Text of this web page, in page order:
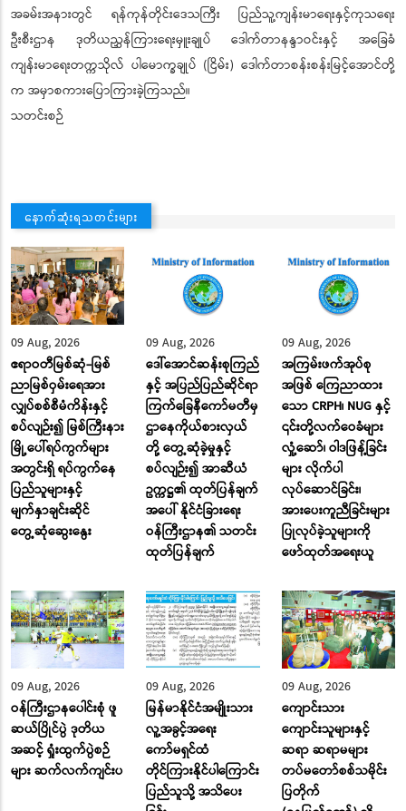
အခမ်းအနားတွင် ရန်ကုန်တိုင်းဒေသကြီး ပြည်သူ့ကျန်းမာရေးနှင့်ကုသရေး
ဦးစီးဌာန ဒုတိယညွှန်ကြားရေးမှူးချုပ် ဒေါက်တာနန္ဒာဝင်းနှင့် အခြေခံ
ကျန်းမာရေးတက္ကသိုလ် ပါမောက္ခချုပ် (ငြိမ်း) ‌ဒေါက်တာစန်းစန်းမြင့်အောင်တို့
က အမှာစကားပြောကြားခဲ့ကြသည်။
သတင်းစဉ်
နောက်ဆုံးရသတင်းများ
09 Aug, 2026
ဧရာဝတီမြစ်ဆုံ-မြစ်
ညာမြစ်ဝှမ်းရေအား
လျှပ်စစ်စီမံကိန်းနှင့်
စပ်လျဉ်း၍ မြစ်ကြီးနား
မြို့ပေါ်ရပ်ကွက်များ
အတွင်းရှိ ရပ်ကွက်နေ
ပြည်သူများနှင့်
မျက်နှာချင်းဆိုင်
တွေ့ဆုံဆွေးနွေး
09 Aug, 2026
ဒေါ်အောင်ဆန်းစုကြည်
နှင့် အပြည်ပြည်ဆိုင်ရာ
ကြက်ခြေနီကော်မတီမှ
ဌာနေကိုယ်စားလှယ်
တို့ တွေ့ဆုံခဲ့မှုနှင့်
စပ်လျဉ်း၍ အာဆီယံ
ဥက္ကဋ္ဌ၏ ထုတ်ပြန်ချက်
အပေါ် နိုင်ငံခြားရေး
ဝန်ကြီးဌာန၏ သတင်း
ထုတ်ပြန်ချက်
09 Aug, 2026
အကြမ်းဖက်အုပ်စု
အဖြစ် ကြေညာထား
သော CRPH၊ NUG နှင့်
၎င်းတို့လက်ဝေခံများ
လှုံ့ဆော်၊ ဝါဒဖြန့်ခြင်း
များ လိုက်ပါ
လုပ်ဆောင်ခြင်း၊
အားပေးကူညီခြင်းများ
ပြုလုပ်ခဲ့သူများကို
ဖော်ထုတ်အရေးယူ
09 Aug, 2026
ဝန်ကြီးဌာနပေါင်းစုံ ဖူ
ဆယ်ပြိုင်ပွဲ ဒုတိယ
အဆင့် ရှုံးထွက်ပွဲစဉ်
များ ဆက်လက်ကျင်းပ
09 Aug, 2026
မြန်မာနိုင်ငံအမျိုးသား
လူ့အခွင့်အရေး
ကော်မရှင်ထံ
တိုင်ကြားနိုင်ပါကြောင်း
ပြည်သူသို့ အသိပေး
09 Aug, 2026
ကျောင်းသား
ကျောင်းသူများနှင့်
ဆရာ ဆရာမများ
တပ်မတော်စစ်သမိုင်း
ပြတိုက်